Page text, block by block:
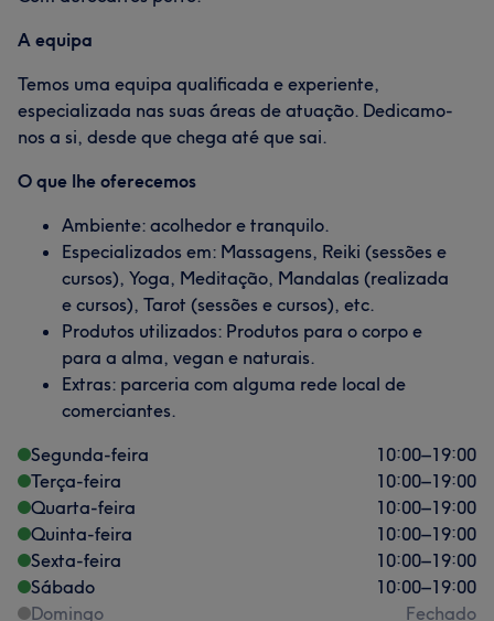
A equipa
Temos uma equipa qualificada e experiente,
especializada nas suas áreas de atuação. Dedicamo-
nos a si, desde que chega até que sai.
O que lhe oferecemos
Ambiente: acolhedor e tranquilo.
Especializados em: Massagens, Reiki (sessões e
cursos), Yoga, Meditação, Mandalas (realizada
e cursos), Tarot (sessões e cursos), etc.
Produtos utilizados: Produtos para o corpo e
para a alma, vegan e naturais.
Extras: parceria com alguma rede local de
comerciantes.
Segunda-feira
10:00–19:00
Terça-feira
10:00–19:00
Quarta-feira
10:00–19:00
Quinta-feira
10:00–19:00
Sexta-feira
10:00–19:00
Sábado
10:00–19:00
Domingo
Fechado